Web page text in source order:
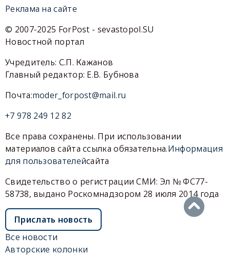
Реклама на сайте
© 2007-2025 ForPost - sevastopol.SU
Новостной портал
Учредитель: С.П. Кажанов
Главный редактор: Е.В. Бубнова
Почта:moder_forpost@mail.ru
+7 978 249 12 82
Все права сохранены. При использовании
материалов сайта ссылка обязательна.Информация
для пользователейсайта
Свидетельство о регистрации СМИ: Эл № ФС77-
58738, выдано Роскомнадзором 28 июля 2014 года
Прислать новость
Все новости
Авторские колонки